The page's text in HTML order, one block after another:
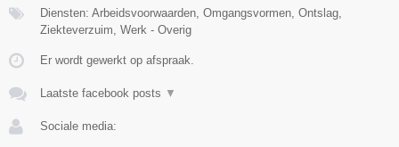
Diensten: Arbeidsvoorwaarden, Omgangsvormen, Ontslag,
Ziekteverzuim, Werk - Overig
Er wordt gewerkt op afspraak.
Laatste facebook posts ▼
Sociale media: